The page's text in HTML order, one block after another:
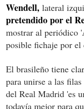
Wendell, lateral
pretendido por el
mostrar al periódico
posible fichaje por el
El brasileño tiene
para unirse a las
del Real Madrid 'es
todavía mejor para